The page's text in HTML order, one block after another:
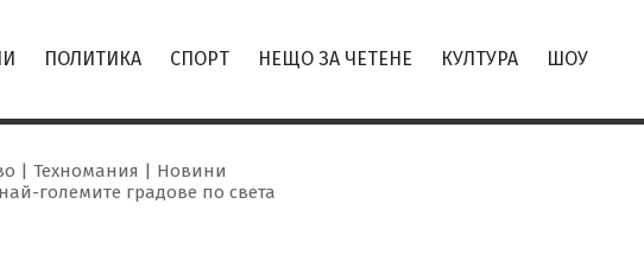
ПОЛИТИКА СПОРТ НЕЩО ЗА ЧЕТЕНЕ КУЛТУРА ШОУ
Техномания
Новини
големите градове по света